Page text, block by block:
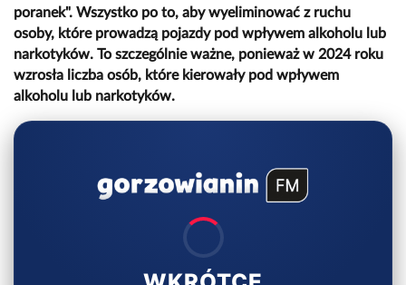
poranek". Wszystko po to, aby wyeliminować z ruchu
osoby, które prowadzą pojazdy pod wpływem alkoholu lub
narkotyków. To szczególnie ważne, ponieważ w 2024 roku
wzrosła liczba osób, które kierowały pod wpływem
alkoholu lub narkotyków.